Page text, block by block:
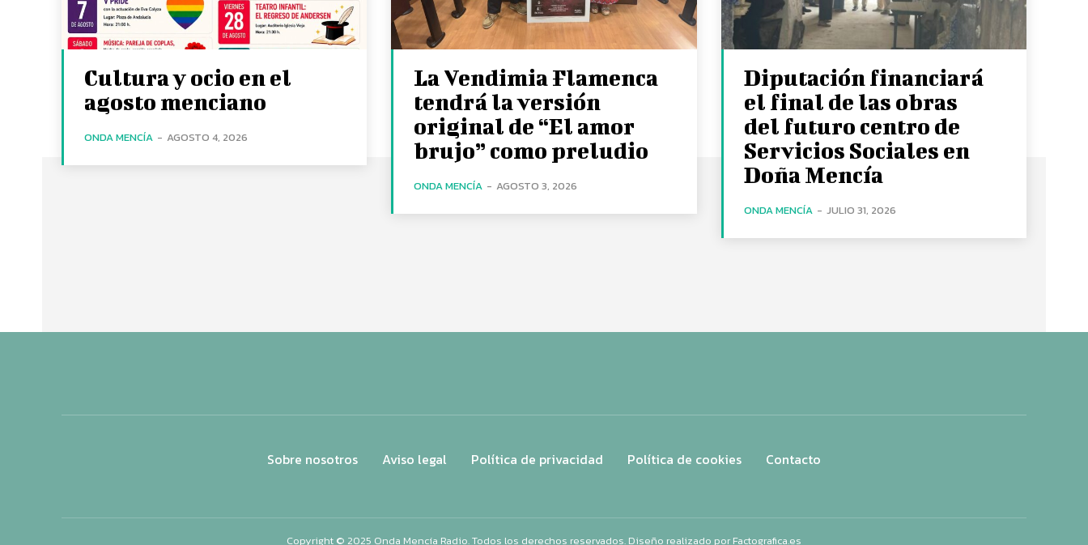
Cultura y ocio en el
agosto menciano
ONDA MENCÍA - AGOSTO 4, 2026
La Vendimia Flamenca
tendrá la versión
original de “El amor
brujo” como preludio
ONDA MENCÍA - AGOSTO 3, 2026
Diputación financiará
el final de las obras
del futuro centro de
Servicios Sociales en
Doña Mencía
ONDA MENCÍA - JULIO 31, 2026
Sobre nosotros Aviso legal Política de privacidad Política de cookies Contacto
Copyright © 2025 Onda Mencía Radio. Todos los derechos reservados. Diseño realizado por Factografica.es